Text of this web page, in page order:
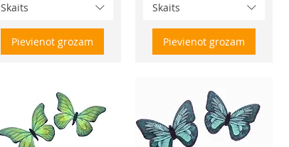
Skaits
Pievienot grozam
Skaits
Pievienot grozam